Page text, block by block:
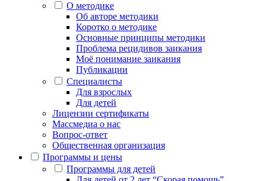
О методике
Об авторе методики
Коротко о методике
Основные принципы методики
Проблема рецидивов заикания
Моё понимание заикания
Публикации
Специалисты
Для взрослых
Для детей
Лицензии сертификаты
Массмедиа о нас
Вопрос-ответ
Общественная организация
Программы и цены
Программы для детей